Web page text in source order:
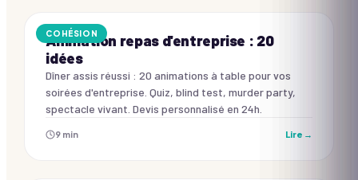
COHÉSION
Animation repas d'entreprise : 20
idées
Dîner assis réussi : 20 animations à table pour vos
soirées d'entreprise. Quiz, blind test, murder party,
spectacle vivant. Devis personnalisé en 24h.
9 min Lire →